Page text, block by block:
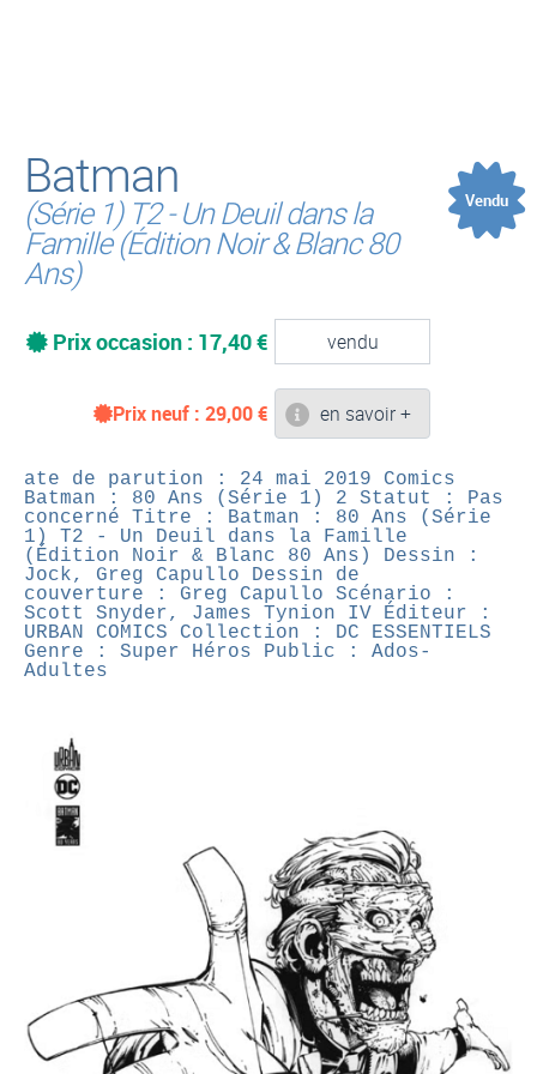
Batman
(Série 1) T2 - Un Deuil dans la
Famille (Édition Noir & Blanc 80
Ans)
Vendu
Prix occasion : 17,40 € vendu
Prix neuf : 29,00€ en savoir +
ate de parution : 24 mai 2019 Comics
Batman : 80 Ans (Série 1) 2 Statut : Pas
concerné Titre : Batman : 80 Ans (Série
1) T2 - Un Deuil dans la Famille
(Édition Noir & Blanc 80 Ans)
Dessin :
Jock, Greg Capullo Dessin de
couverture : Greg Capullo Scénario :
Scott Snyder, James Tynion IV Éditeur :
URBAN COMICS Collection : DC ESSENTIELS
Genre : Super Héros Public : Ados-
Adultes